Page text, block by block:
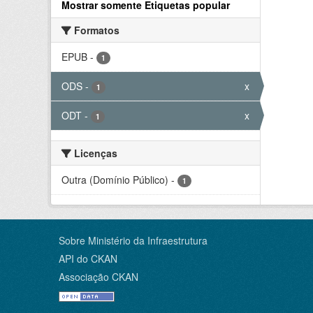
Mostrar somente Etiquetas popular
Formatos
EPUB - 1
ODS - 1 x
ODT - 1 x
Licenças
Outra (Domínio Público) - 1
Sobre Ministério da Infraestrutura
API do CKAN
Associação CKAN